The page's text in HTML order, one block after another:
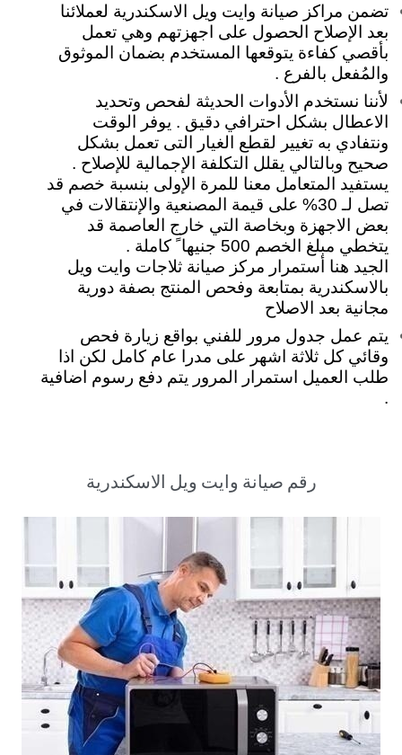
تضمن مراكز صيانة وايت ويل الاسكندرية لعملائنا
بعد الإصلاح الحصول على اجهزتهم وهي تعمل
بأقصي كفاءة يتوقعها المستخدم بضمان الموثوق
والمُفعل بالفرع .
لأننا نستخدم الأدوات الحديثة لفحص وتحديد
الاعطال بشكل احترافي دقيق . يوفر الوقت
ونتفادي به تغيير لقطع الغيار التى تعمل بشكل
صحيح وبالتالي يقلل التكلفة الإجمالية للإصلاح .
يستفيد المتعامل معنا للمرة الإولى بنسبة خصم قد
تصل لـ 30% على قيمة المصنعية والإنتقالات في
بعض الاجهزة وبخاصة التي خارج العاصمة قد
يتخطي مبلغ الخصم 500 جنيها ً كاملة .
الجيد هنا أستمرار مركز صيانة ثلاجات وايت ويل
بالاسكندرية بمتابعة وفحص المنتج بصفة دورية
مجانية بعد الاصلاح
يتم عمل جدول مرور للفني بواقع زيارة فحص
وقائي كل ثلاثة اشهر على مدرا عام كامل لكن اذا
طلب العميل استمرار المرور يتم دفع رسوم اضافية
.
رقم صيانة وايت ويل الاسكندرية